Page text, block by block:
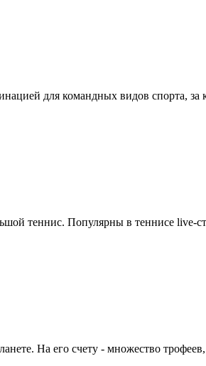
для командных видов спорта, за
теннис. Популярны в теннисе live-
На его счету - множество